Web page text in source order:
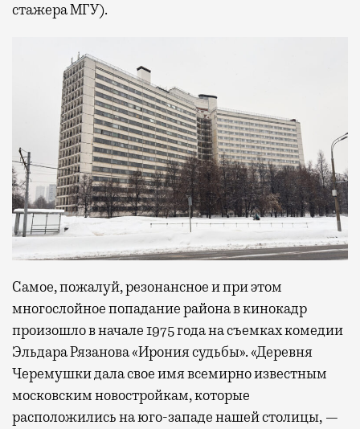
стажера МГУ).
Самое, пожалуй, резонансное и при этом
многослойное попадание района в кинокадр
произошло в начале 1975 года на съемках комедии
Эльдара Рязанова «Ирония судьбы». «Деревня
Черемушки дала свое имя всемирно известным
московским новостройкам, которые
расположились на юго-западе нашей столицы, —